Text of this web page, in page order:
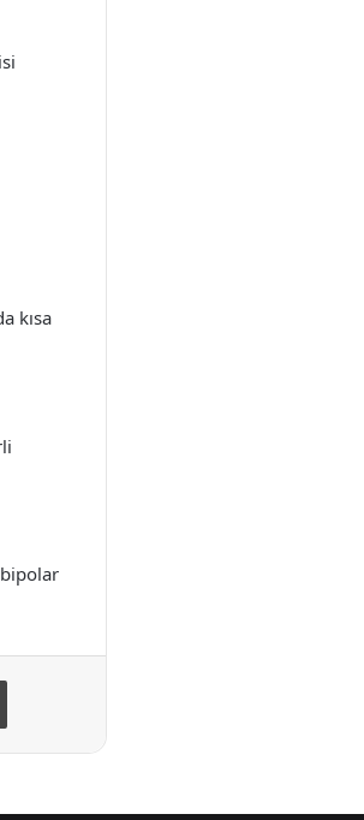
kısa
Yazdır